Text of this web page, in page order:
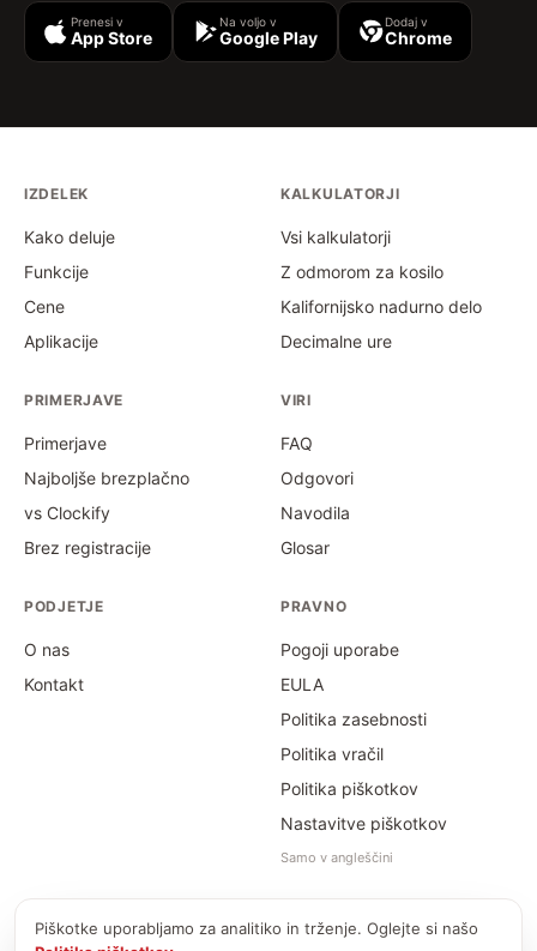
Prenesi v
App Store
Na voljo v
Google Play
Dodaj v
Chrome
IZDELEK
Kako deluje
Funkcije
Cene
Aplikacije
KALKULATORJI
Vsi kalkulatorji
Z odmorom za kosilo
Kalifornijsko nadurno delo
Decimalne ure
PRIMERJAVE
Primerjave
Najboljše brezplačno
vs Clockify
Brez registracije
VIRI
FAQ
Odgovori
Navodila
Glosar
PODJETJE
O nas
Kontakt
PRAVNO
Pogoji uporabe
EULA
Politika zasebnosti
Politika vračil
Politika piškotkov
Nastavitve piškotkov
Samo v angleščini
© 2026 Kalkulator delovnega časa · PayForSay s. r. o.
Piškotke uporabljamo za analitiko in trženje. Oglejte si našo